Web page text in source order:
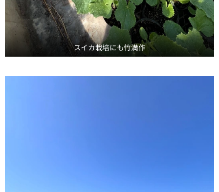
スイカ栽培にも竹満作